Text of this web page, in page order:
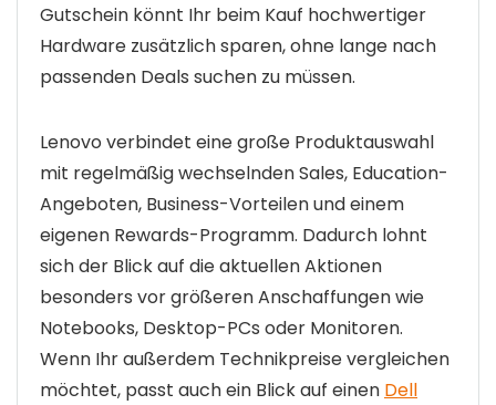
Gutschein könnt Ihr beim Kauf hochwertiger
Hardware zusätzlich sparen, ohne lange nach
passenden Deals suchen zu müssen.
Lenovo verbindet eine große Produktauswahl
mit regelmäßig wechselnden Sales, Education-
Angeboten, Business-Vorteilen und einem
eigenen Rewards-Programm. Dadurch lohnt
sich der Blick auf die aktuellen Aktionen
besonders vor größeren Anschaffungen wie
Notebooks, Desktop-PCs oder Monitoren.
Wenn Ihr außerdem Technikpreise vergleichen
möchtet, passt auch ein Blick auf einen Dell